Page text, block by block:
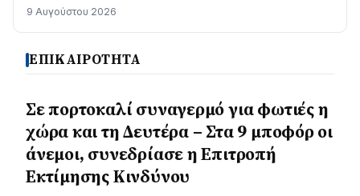
9 Αυγούστου 2026
ΕΠΙΚΑΙΡΟΤΗΤΑ
Σε πορτοκαλί συναγερμό για φωτιές η
χώρα και τη Δευτέρα – Στα 9 μποφόρ οι
άνεμοι, συνεδρίασε η Επιτροπή
Εκτίμησης Κινδύνου